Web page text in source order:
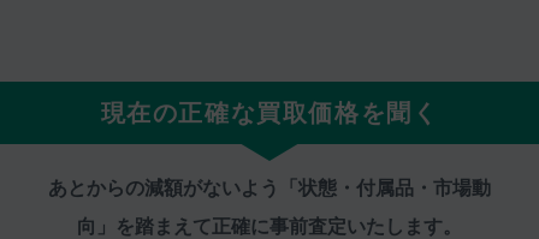
現在の正確な買取価格を聞く
あとからの減額がないよう「状態・付属品・市場動
向」を踏まえて正確に事前査定いたします。